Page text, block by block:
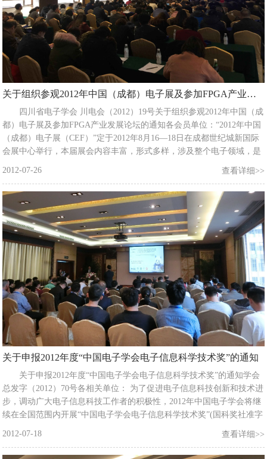
关于组织参观2012年中国（成都）电子展及参加FPGA产业发展论坛的通知
四川省电子学会 川电会（2012）19号关于组织参观2012年中国（成
都）电子展及参加FPGA产业发展论坛的通知各会员单位：“2012年中国
（成都）电子展（CEF）”定于2012年8月16—18日在成都世纪城新国际
会展中心举行，本届展会内容丰富，形式多样，涉及整个电子领域，是
院校、生产厂家、营销机构、施工单位的工程技术人员及管理人员参观
交流，共同推进西部地区电子行业整体水平的提升。
2012-07-26 查看详细>>
关于申报2012年度“中国电子学会电子信息科学技术奖”的通知
关于申报2012年度“中国电子学会电子信息科学技术奖”的通知学会
总发字（2012）70号各相关单位： 为了促进电子信息科技创新和技术进
步，调动广大电子信息科技工作者的积极性，2012年中国电子学会将继
续在全国范围内开展“中国电子学会电子信息科学技术奖”(国科奖社准字
术创新与开发、科技成果推广应用和实现产业化方面取得卓著成绩或者
做出突出贡献的个人和集体。评选活动依
2012-07-18 查看详细>>